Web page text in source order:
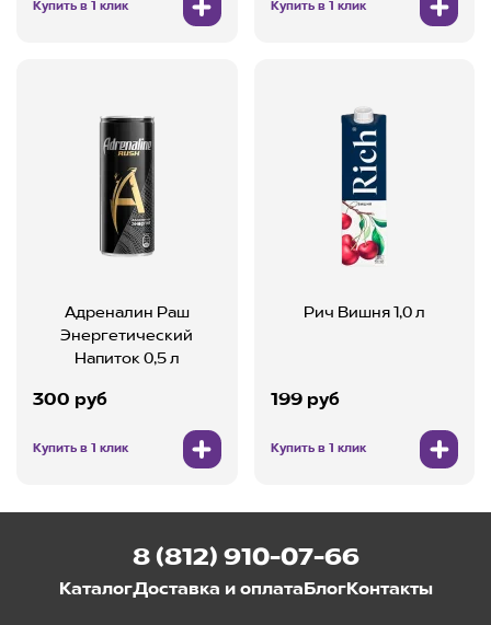
Купить в 1 клик Купить в 1 клик
Адреналин Раш
Энергетический
Напиток 0,5 л
300 руб
Купить в 1 клик
Рич Вишня 1,0 л
199 руб
Купить в 1 клик
КаталогДоставка и оплата БлогКонтакты
8 (812) 910-07-66